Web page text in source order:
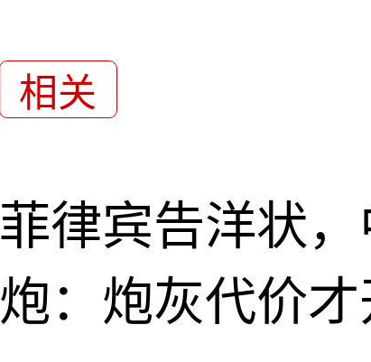
相关
菲律宾告洋状
炮：炮灰代价